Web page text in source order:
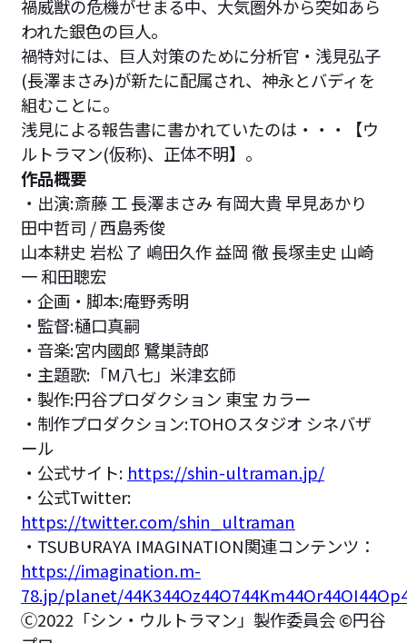
禍威獣の危機がせまる中、大気圏外から突如あら
われた銀色の巨人。
禍特対には、巨人対策のために分析官・浅見弘子
(長澤まさみ)が新たに配属され、神永とバディを
組むことに。
浅見による報告書に書かれていたのは・・・【ウ
ルトラマン(仮称)、正体不明】。
作品概要
・出演:斎藤 工 長澤まさみ 有岡大貴 早見あかり
田中哲司 / 西島秀俊
山本耕史 岩松 了 嶋田久作 益岡 徹 長塚圭史 山崎
一 和田聰宏
・企画・脚本:庵野秀明
・監督:樋口真嗣
・音楽:宮内國郎 鷺巣詩郎
・主題歌:「M八七」米津玄師
・製作:円谷プロダクション 東宝 カラー
・制作プロダクション:TOHOスタジオ シネバザ
ール
・公式サイト: https://shin-ultraman.jp/
・公式Twitter:
https://twitter.com/shin_ultraman
・TSUBURAYA IMAGINATION関連コンテンツ：
https://imagination.m-
78.jp/planet/
Ⓒ2022「シン・ウルトラマン」製作委員会 ©️円谷